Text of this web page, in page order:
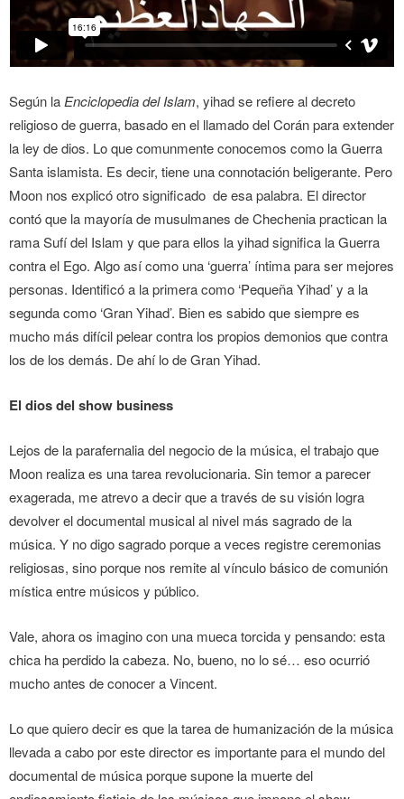
Según la Enciclopedia del Islam, yihad se refiere al decreto
religioso de guerra, basado en el llamado del Corán para extender
la ley de dios. Lo que comunmente conocemos como la Guerra
Santa islamista. Es decir, tiene una connotación beligerante. Pero
Moon nos explicó otro significado de esa palabra. El director
contó que la mayoría de musulmanes de Chechenia practican la
rama Sufí del Islam y que para ellos la yihad significa la Guerra
contra el Ego. Algo así como una ‘guerra’ íntima para ser mejores
personas. Identificó a la primera como ‘Pequeña Yihad’ y a la
segunda como ‘Gran Yihad’. Bien es sabido que siempre es
mucho más difícil pelear contra los propios demonios que contra
los de los demás. De ahí lo de Gran Yihad.
El dios del show business
Lejos de la parafernalia del negocio de la música, el trabajo que
Moon realiza es una tarea revolucionaria. Sin temor a parecer
exagerada, me atrevo a decir que a través de su visión logra
devolver el documental musical al nivel más sagrado de la
música. Y no digo sagrado porque a veces registre ceremonias
religiosas, sino porque nos remite al vínculo básico de comunión
mística entre músicos y público.
Vale, ahora os imagino con una mueca torcida y pensando: esta
chica ha perdido la cabeza. No, bueno, no lo sé… eso ocurrió
mucho antes de conocer a Vincent.
Lo que quiero decir es que la tarea de humanización de la música
llevada a cabo por este director es importante para el mundo del
documental de música porque supone la muerte del